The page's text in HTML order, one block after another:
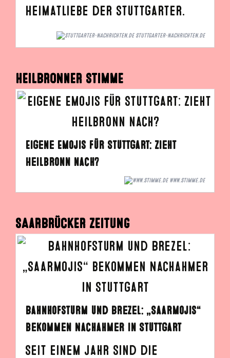
Heimatliebe der Stuttgarter.
STUTTGARTER-NACHRICHTEN.DE
HEILBRONNER STIMME
Eigene Emojis für Stuttgart: Zieht
Heilbronn nach?
WWW.STIMME.DE
SAARBRÜCKER ZEITUNG
Bahnhofsturm und Brezel: „Saarmojis“
bekommen Nachahmer in Stuttgart
Seit einem Jahr sind die